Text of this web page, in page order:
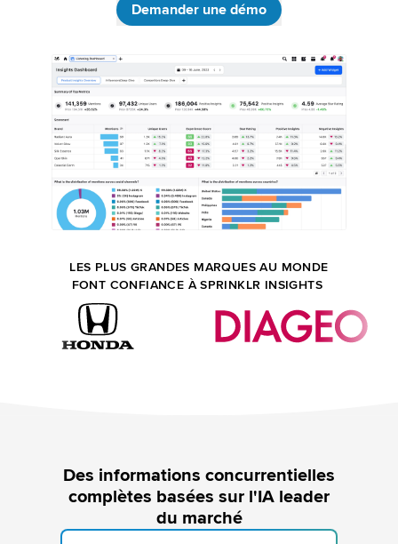
Demander une démo
LES PLUS GRANDES MARQUES AU MONDE
FONT CONFIANCE À SPRINKLR INSIGHTS
Des informations concurrentielles
complètes basées sur l'IA leader
du marché